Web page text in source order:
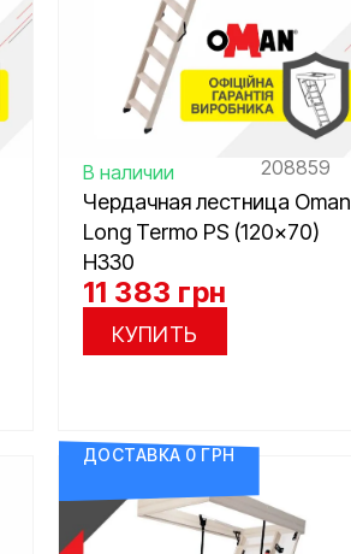
В наличии 208859
Чердачная лестница Oman
Long Termo PS (120×70)
H330
11 383 грн
КУПИТЬ
ДОСТАВКА 0 ГРН